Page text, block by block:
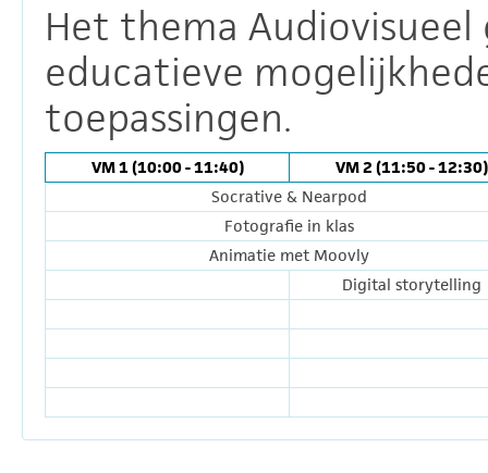
Het thema
educatieve
toepassingen.
VM 1 (10:00 - 11:40)
VM 2 (11:50 - 12:30)
Socrative & Nearpod
Fotografie in klas
Animatie met Moovly
Digital storytelling